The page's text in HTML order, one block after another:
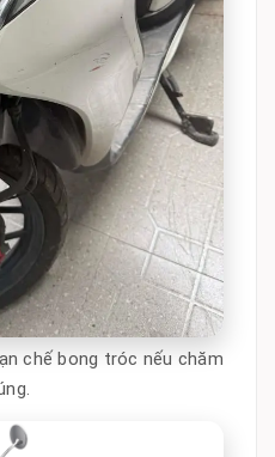
chế bong tróc nếu chăm